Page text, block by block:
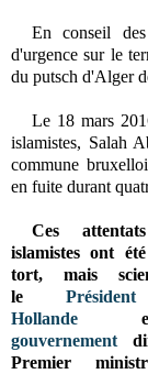
En conseil
d'urgence sur le
du putsch d'Alger
Le 18 mars
islamistes, Salah
commune
en fuite durant
Ces
islamistes ont
tort, mais
le
Hollande
gouvernement
Premier